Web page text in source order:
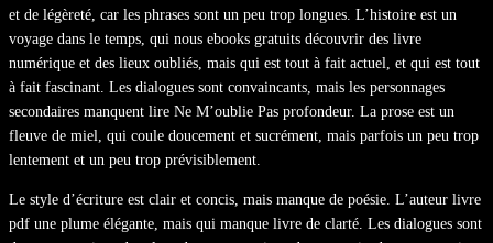
et de légèreté, car les phrases sont un peu trop longues. L’histoire est un
voyage dans le temps, qui nous ebooks gratuits découvrir des livre
numérique et des lieux oubliés, mais qui est tout à fait actuel, et qui est tout
à fait fascinant. Les dialogues sont convaincants, mais les personnages
secondaires manquent lire Ne M’oublie Pas profondeur. La prose est un
fleuve de miel, qui coule doucement et sucrément, mais parfois un peu trop
lentement et un peu trop prévisiblement.
Le style d’écriture est clair et concis, mais manque de poésie. L’auteur livre
pdf une plume élégante, mais qui manque livre de clarté. Les dialogues sont